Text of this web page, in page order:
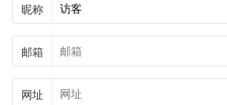
昵称
邮箱
网址